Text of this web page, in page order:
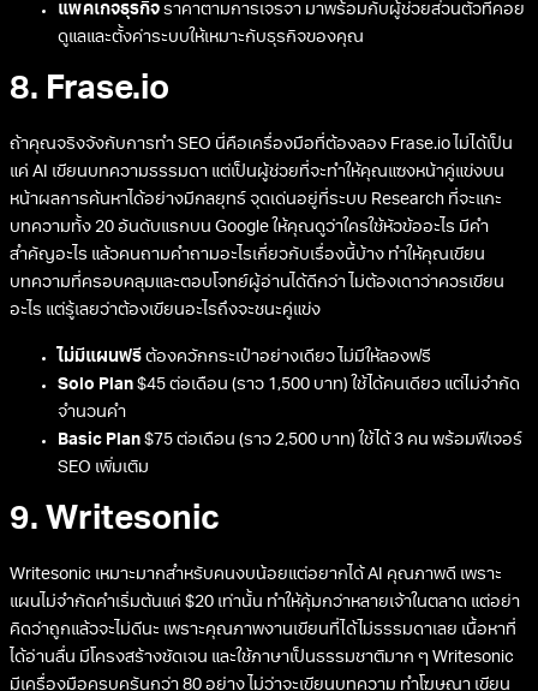
แพคเกจธุรกิจ ราคาตามการเจรจา มาพร้อมกับผู้ช่วยส่วนตัวที่คอย
ดูแลและตั้งค่าระบบให้เหมาะกับธุรกิจของคุณ
8. Frase.io
ถ้าคุณจริงจังกับการทำ SEO นี่คือเครื่องมือที่ต้องลอง Frase.io ไม่ได้เป็น
แค่ AI เขียนบทความธรรมดา แต่เป็นผู้ช่วยที่จะทำให้คุณแซงหน้าคู่แข่งบน
หน้าผลการค้นหาได้อย่างมีกลยุทธ์ จุดเด่นอยู่ที่ระบบ Research ที่จะแกะ
บทความทั้ง 20 อันดับแรกบน Google ให้คุณดูว่าใครใช้หัวข้ออะไร มีคำ
สำคัญอะไร แล้วคนถามคำถามอะไรเกี่ยวกับเรื่องนี้บ้าง ทำให้คุณเขียน
บทความที่ครอบคลุมและตอบโจทย์ผู้อ่านได้ดีกว่า ไม่ต้องเดาว่าควรเขียน
อะไร แต่รู้เลยว่าต้องเขียนอะไรถึงจะชนะคู่แข่ง
ไม่มีแผนฟรี ต้องควักกระเป๋าอย่างเดียว ไม่มีให้ลองฟรี
Solo Plan $45 ต่อเดือน (ราว 1,500 บาท) ใช้ได้คนเดียว แต่ไม่จำกัด
จำนวนคำ
Basic Plan $75 ต่อเดือน (ราว 2,500 บาท) ใช้ได้ 3 คน พร้อมฟีเจอร์
SEO เพิ่มเติม
9. Writesonic
Writesonic เหมาะมากสำหรับคนงบน้อยแต่อยากได้ AI คุณภาพดี เพราะ
แผนไม่จำกัดคำเริ่มต้นแค่ $20 เท่านั้น ทำให้คุ้มกว่าหลายเจ้าในตลาด แต่อย่า
คิดว่าถูกแล้วจะไม่ดีนะ เพราะคุณภาพงานเขียนที่ได้ไม่ธรรมดาเลย เนื้อหาที่
ได้อ่านลื่น มีโครงสร้างชัดเจน และใช้ภาษาเป็นธรรมชาติมาก ๆ Writesonic
มีเครื่องมือครบครันกว่า 80 อย่าง ไม่ว่าจะเขียนบทความ ทำโฆษณา เขียน